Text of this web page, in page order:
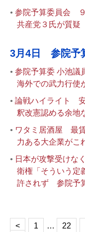
参院予算委員会
共産党３氏が質疑
3月4日 参院予
参院予算委 小池
海外での武力行使
論戦ハイライト
釈改憲認める余
ワタミ居酒屋 最
力ある大企業がこ
日本が攻撃受けな
衛権「そういう
許されず 参院予
< 1 … 22